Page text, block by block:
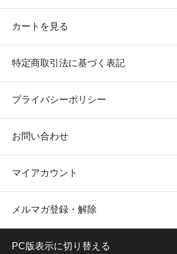
カートを見る
特定商取引法に基づく表記
プライバシーポリシー
お問い合わせ
マイアカウント
メルマガ登録・解除
PC版表示に切り替える